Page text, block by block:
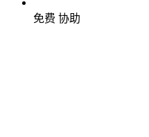
免费 协助